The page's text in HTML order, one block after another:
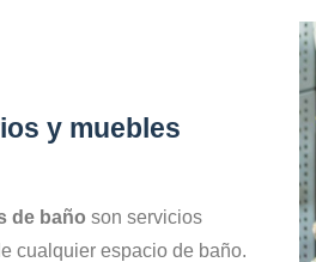
y muebles
de baño son servicios
cualquier espacio de baño.